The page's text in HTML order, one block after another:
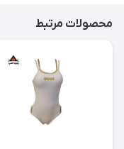
محصولات مرتبط